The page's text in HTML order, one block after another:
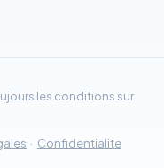
les conditions sur
· Confidentialite